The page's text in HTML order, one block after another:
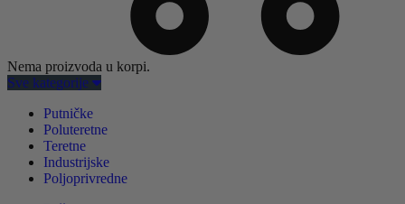
Nema proizvoda u korpi.
Sve kategorije
Putničke
Poluteretne
Teretne
Industrijske
Poljoprivredne